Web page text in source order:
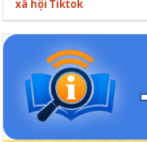
xã hội Tiktok